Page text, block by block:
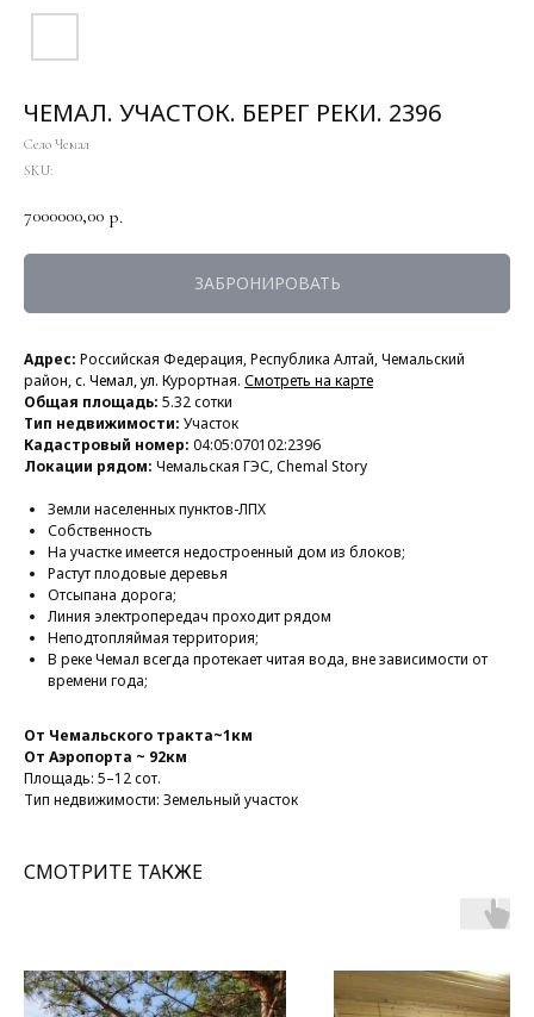
ЧЕМАЛ. УЧАСТОК. БЕРЕГ РЕКИ. 2396
Село Чемал
SKU:
7000000,00 р.
ЗАБРОНИРОВАТЬ
Адрес: Российская Федерация, Республика Алтай, Чемальский
район,с. Чемал, ул. Курортная. Смотреть на карте
Общая площадь: 5.32 сотки
Тип недвижимости: Участок
Кадастровый номер: 04:05:070102:2396
Локации рядом: Чемальская ГЭС, Chemal Story
Земли населенных пунктов-ЛПХ
Собственность
На участке имеется недостроенный дом из блоков;
Растут плодовые деревья
Отсыпана дорога;
Линия электропередач проходит рядом
Неподтопляймая территория;
В реке Чемал всегда протекает читая вода, вне зависимости от
времени года;
От Чемальского тракта~1км
От Аэропорта ~ 92км
Площадь: 5–12 сот.
Тип недвижимости: Земельный участок
СМОТРИТЕ ТАКЖЕ